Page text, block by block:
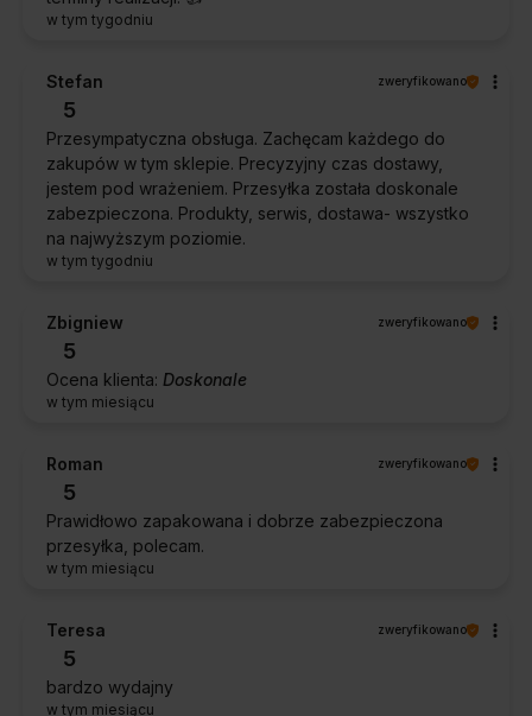
w tym tygodniu
Stefan zweryfikowano
5
Przesympatyczna obsługa. Zachęcam każdego do
zakupów w tym sklepie. Precyzyjny czas dostawy,
jestem pod wrażeniem. Przesyłka została doskonale
zabezpieczona. Produkty, serwis, dostawa- wszystko
na najwyższym poziomie.
w tym tygodniu
Zbigniew zweryfikowano
5
Ocena klienta: Doskonale
w tym miesiącu
Roman zweryfikowano
5
Prawidłowo zapakowana i dobrze zabezpieczona
przesyłka, polecam.
w tym miesiącu
Teresa zweryfikowano
5
bardzo wydajny
w tym miesiącu